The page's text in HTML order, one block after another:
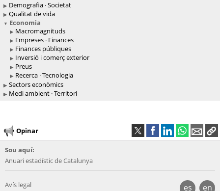
Demografia · Societat
Qualitat de vida
Economia
Macromagnituds
Empreses · Finances
Finances públiques
Inversió i comerç exterior
Preus
Recerca · Tecnologia
Sectors econòmics
Medi ambient · Territori
Opinar
Sou aquí:
Anuari estadístic de Catalunya
es en
Avís legal